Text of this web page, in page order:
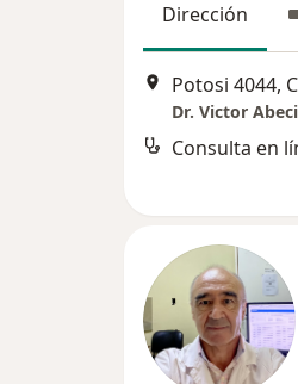
Dirección
Potosi 4044,
Dr. Victor
Consulta en